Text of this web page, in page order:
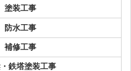
塗装工事
防水工事
補修工事
鉄塔塗装工事